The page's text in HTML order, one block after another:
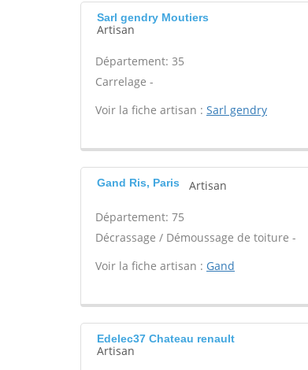
Sarl gendry Moutiers
Artisan
Département: 35
Carrelage -
Voir la fiche artisan : Sarl gendry
Gand Ris, Paris Artisan
Département: 75
Décrassage / Démoussage de toiture -
Voir la fiche artisan : Gand
Edelec37 Chateau renault
Artisan